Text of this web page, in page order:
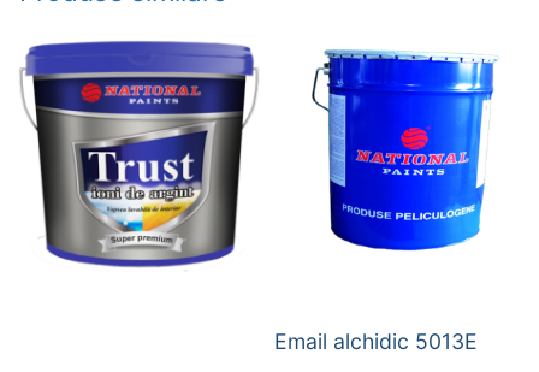
Email alchidic 5013E